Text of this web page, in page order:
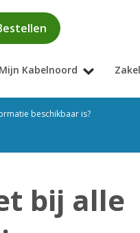
Mijn Kabelnoord
beschikbaar is?
bij alle